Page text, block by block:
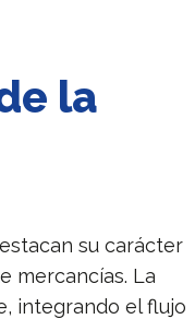
la
su carácter
mercancías. La
integrando el flujo